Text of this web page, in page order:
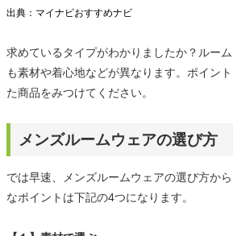
出典：マイナビおすすめナビ
求めているタイプがわかりましたか？ルー
も素材や着心地などが異なります。ポイン
た商品をみつけてください。
メンズルームウェアの選び方
では早速、メンズルームウェアの選び方か
なポイントは下記の4つになります。